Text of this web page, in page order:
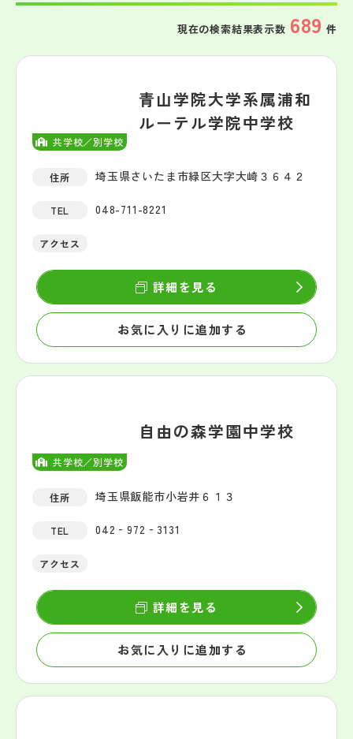
現在の検索結果表示数 689 件
共学校／別学校
青山学院大学系属浦和
ルーテル学院中学校
住所 埼玉県さいたま市緑区大字大崎３６４２
TEL 048-711-8221
アクセス
お気に入りに追加する
詳細を見る
共学校／別学校
自由の森学園中学校
住所 埼玉県飯能市小岩井６１３
TEL 042‐972‐3131
アクセス
お気に入りに追加する
詳細を見る